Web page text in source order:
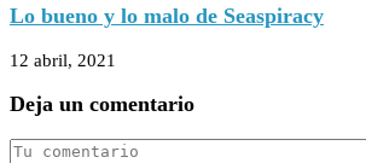
Lo bueno y lo malo de Seaspiracy
12 abril, 2021
Deja un comentario